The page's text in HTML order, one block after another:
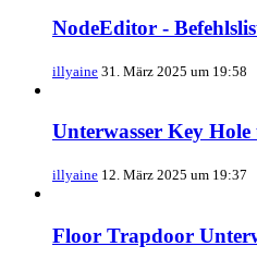
NodeEditor -
illyaine 31. März 2025 um 19:58
Unterwasser Key
illyaine 12. März 2025 um 19:37
Floor Trapdoor